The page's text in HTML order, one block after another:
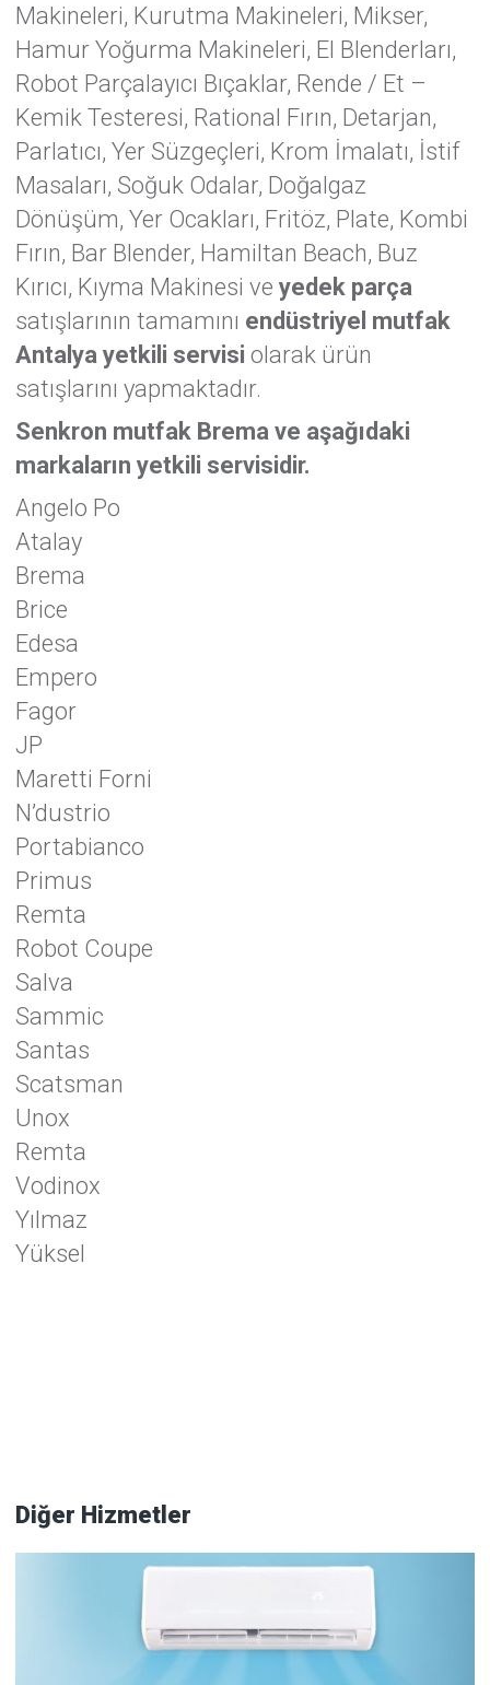
Makineleri, Kurutma Makineleri, Mikser,
Hamur Yoğurma Makineleri, El Blenderları,
Robot Parçalayıcı Bıçaklar, Rende / Et –
Kemik Testeresi, Rational Fırın, Detarjan,
Parlatıcı, Yer Süzgeçleri, Krom İmalatı, İstif
Masaları, Soğuk Odalar, Doğalgaz
Dönüşüm, Yer Ocakları, Fritöz, Plate, Kombi
Fırın, Bar Blender, Hamiltan Beach, Buz
Kırıcı, Kıyma Makinesi ve yedek parça
satışlarının tamamını endüstriyel mutfak
Antalya yetkili servisi olarak ürün
satışlarını yapmaktadır.
Senkron mutfak Brema ve aşağıdaki
markaların yetkili servisidir.
Angelo Po
Atalay
Brema
Brice
Edesa
Empero
Fagor
JP
Maretti Forni
N’dustrio
Portabianco
Primus
Remta
Robot Coupe
Salva
Sammic
Santas
Scatsman
Unox
Remta
Vodinox
Yılmaz
Yüksel
Diğer Hizmetler